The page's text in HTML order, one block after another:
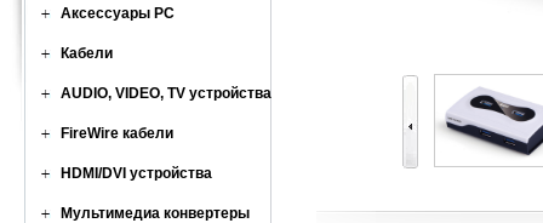
Аксессуары PC
Кабели
AUDIO, VIDEO, TV устройства
FireWire кабели
HDMI/DVI устройства
Мультимедиа конвертеры